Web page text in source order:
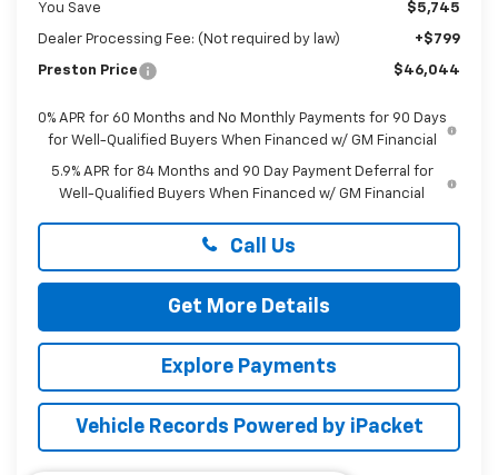
You Save $5,745
Dealer Processing Fee: (Not required by law) +$799
Preston Price $46,044
0% APR for 60 Months and No Monthly Payments for 90 Days
for Well-Qualified Buyers When Financed w/ GM Financial
5.9% APR for 84 Months and 90 Day Payment Deferral for
Well-Qualified Buyers When Financed w/ GM Financial
Call Us
Get More Details
Explore Payments
Vehicle Records Powered by iPacket